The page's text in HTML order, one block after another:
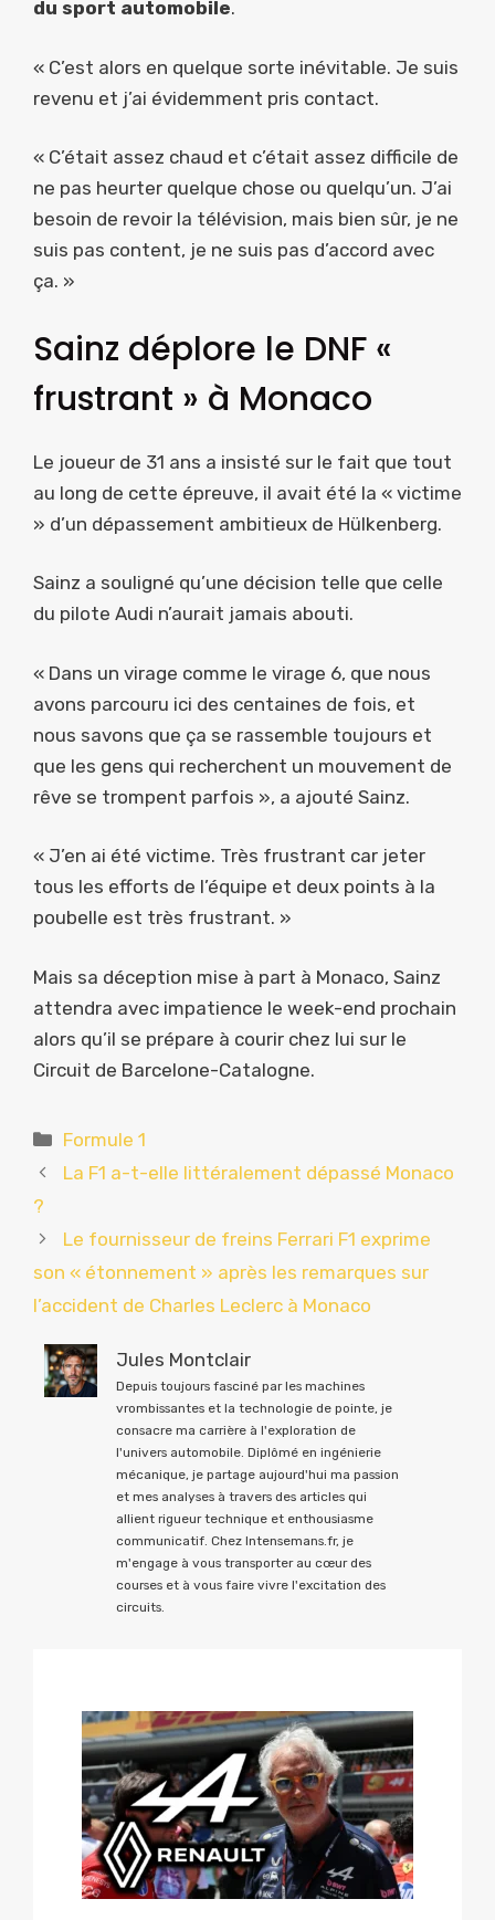
du sport automobile.
« C’est alors en quelque sorte inévitable. Je suis
revenu et j’ai évidemment pris contact.
« C’était assez chaud et c’était assez difficile de
ne pas heurter quelque chose ou quelqu’un. J’ai
besoin de revoir la télévision, mais bien sûr, je ne
suis pas content, je ne suis pas d’accord avec
ça. »
Sainz déplore le DNF «
frustrant » à Monaco
Le joueur de 31 ans a insisté sur le fait que tout
au long de cette épreuve, il avait été la « victime
» d’un dépassement ambitieux de Hülkenberg.
Sainz a souligné qu’une décision telle que celle
du pilote Audi n’aurait jamais abouti.
« Dans un virage comme le virage 6, que nous
avons parcouru ici des centaines de fois, et
nous savons que ça se rassemble toujours et
que les gens qui recherchent un mouvement de
rêve se trompent parfois », a ajouté Sainz.
« J’en ai été victime. Très frustrant car jeter
tous les efforts de l’équipe et deux points à la
poubelle est très frustrant. »
Mais sa déception mise à part à Monaco, Sainz
attendra avec impatience le week-end prochain
alors qu’il se prépare à courir chez lui sur le
Circuit de Barcelone-Catalogne.
Catégories
Formule 1
La F1 a-t-elle littéralement dépassé Monaco
?
Le fournisseur de freins Ferrari F1 exprime
son « étonnement » après les remarques sur
l’accident de Charles Leclerc à Monaco
Jules Montclair
Depuis toujours fasciné par les machines
vrombissantes et la technologie de pointe, je
consacre ma carrière à l'exploration de
l'univers automobile. Diplômé en ingénierie
mécanique, je partage aujourd'hui ma passion
et mes analyses à travers des articles qui
allient rigueur technique et enthousiasme
communicatif. Chez Intensemans.fr, je
m'engage à vous transporter au cœur des
courses et à vous faire vivre l'excitation des
circuits.